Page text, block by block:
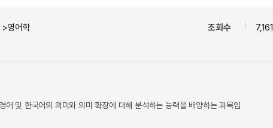
>영어학
조회수 7,161
어 및 한국어의 의미와 의미 확장에 대해 분석하는 능력을 배양하는 과목임